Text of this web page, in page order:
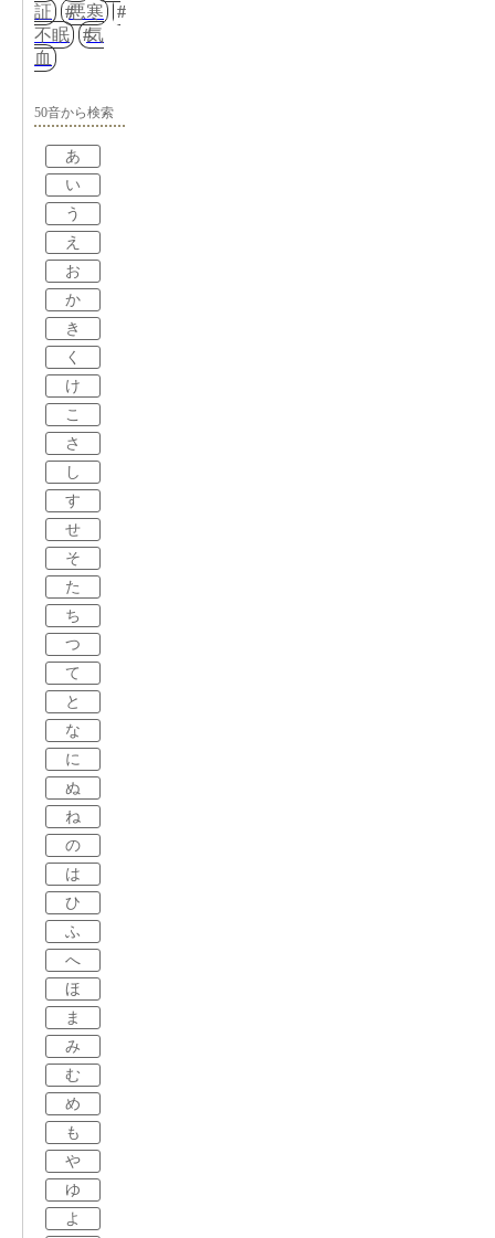
証
悪寒
不眠
気
血
50音から検索
あ
い
う
え
お
か
き
く
け
こ
さ
し
す
せ
そ
た
ち
つ
て
と
な
に
ぬ
ね
の
は
ひ
ふ
へ
ほ
ま
み
む
め
も
や
ゆ
よ